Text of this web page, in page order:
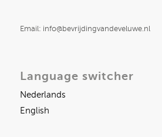
Email: info@bevrijdingvandeveluwe.nl
Language switcher
Nederlands
English